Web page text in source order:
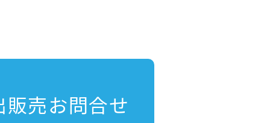
販売お問合せ